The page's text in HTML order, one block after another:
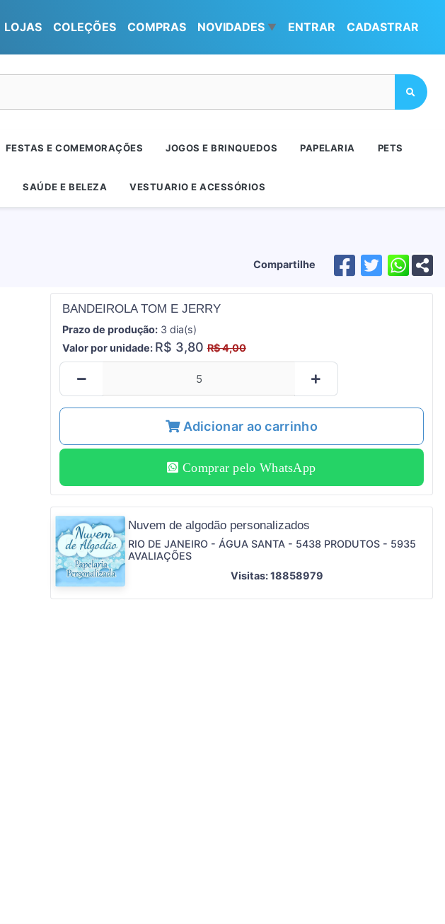
LOJAS COLEÇÕES COMPRAS NOVIDADES ▼ ENTRAR CADASTRAR
FESTAS E COMEMORAÇÕES JOGOS E BRINQUEDOS PAPELARIA PETS
SAÚDE E BELEZA VESTUARIO E ACESSÓRIOS
Compartilhe
BANDEIROLA TOM E JERRY
Prazo de produção:3 dia(s)
Valor por unidade: R$ 3,80R$ 4,00
Adicionar ao carrinho
Comprar pelo WhatsApp
Nuvem de algodão personalizados
RIO DE JANEIRO - ÁGUA SANTA - 5438 PRODUTOS - 5935
AVALIAÇÕES
Visitas: 18858979